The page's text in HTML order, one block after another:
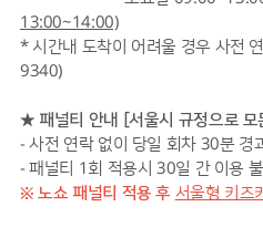
13:00~14:00)
* 시간내 도착이 어려울 경우 사전
9340)
★ 패널티 안내 [서울시 규정으로 모
- 사전 연락 없이 당일 회차 30분 경
- 패널티 1회 적용시 30일 간 이용
※ 노쇼 패널티 적용 후 서울형 키즈